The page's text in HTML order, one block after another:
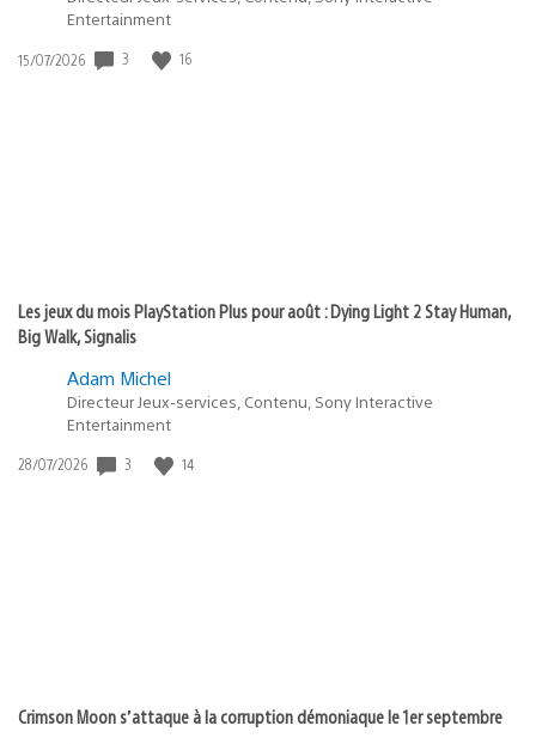
Entertainment
Date
15/07/2026 3 16
Les jeux du mois PlayStation Plus pour août : Dying Light 2 Stay Human,
Big Walk, Signalis
Adam Michel
Directeur Jeux-services, Contenu, Sony Interactive
Entertainment
Date
28/07/2026 3 14
Crimson Moon s’attaque à la corruption démoniaque le 1er septembre